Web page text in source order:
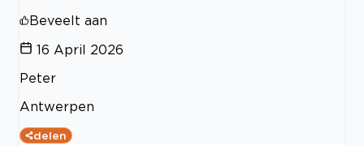
Beveelt aan
16 April 2026
Peter
Antwerpen
delen